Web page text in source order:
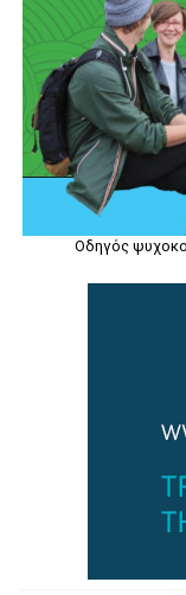
Οδηγός